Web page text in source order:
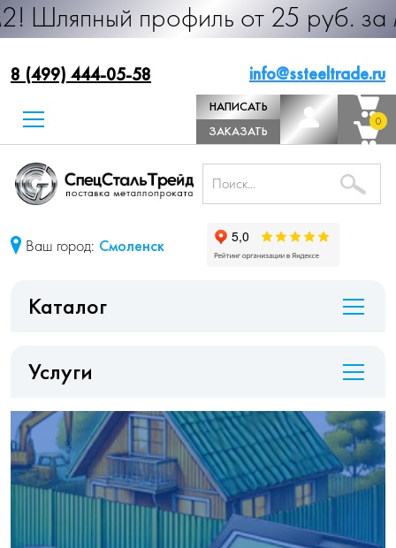
профиль от 25 руб. за м.п.
8 (499) 444-05-58 info@ssteeltrade.ru
НАПИСАТЬ
ДИРЕКТОРУ
ЗАКАЗАТЬ
ЗВОНОК
0
0
Ваш город: Смоленск
Каталог
Услуги